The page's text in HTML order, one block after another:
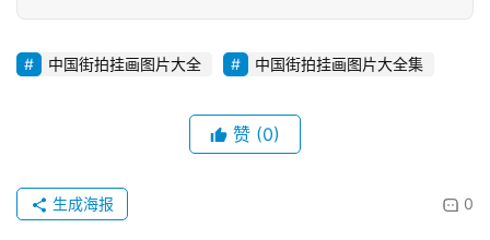
中国街拍挂画图片大全 中国街拍挂画图片大全集
赞 (0)
0
生成海报